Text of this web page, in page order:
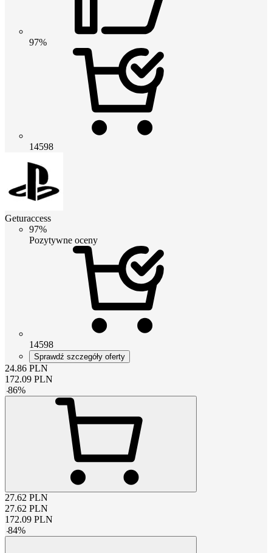
97%
14598
Geturaccess
97%
Pozytywne oceny
14598
Sprawdź szczegóły oferty
24.86 PLN
172.09 PLN
-86%
27.62 PLN
27.62 PLN
172.09 PLN
-84%